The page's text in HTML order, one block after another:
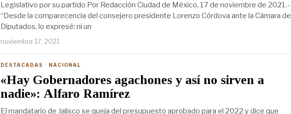
Legislativo por su partido Por Redacción Ciudad de México, 17 de noviembre de 2021.-
“Desde la comparecencia del consejero presidente Lorenzo Córdova ante la Cámara de
Diputados, lo expresé: ni un
noviembre 17, 2021
DESTACADAS · NACIONAL
«Hay Gobernadores agachones y así no sirven a
nadie»: Alfaro Ramírez
El mandatario de Jalisco se queja del presupuesto aprobado para el 2022 y dice que